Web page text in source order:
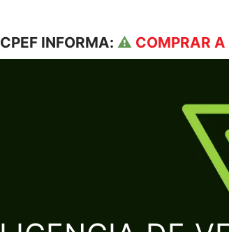
CPEF INFORMA: ⚠️COMPRAR A